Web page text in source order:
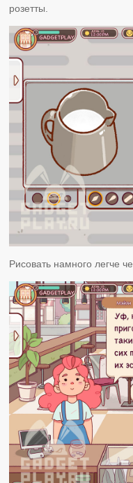
розетты.
Рисовать намного легче